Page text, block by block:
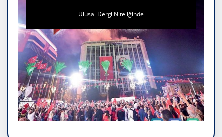
Ulusal Dergi Niteliğinde